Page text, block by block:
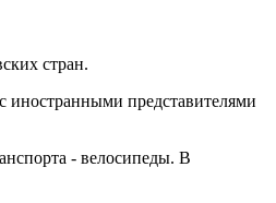
стран.
иностранными представителями
- велосипеды. В